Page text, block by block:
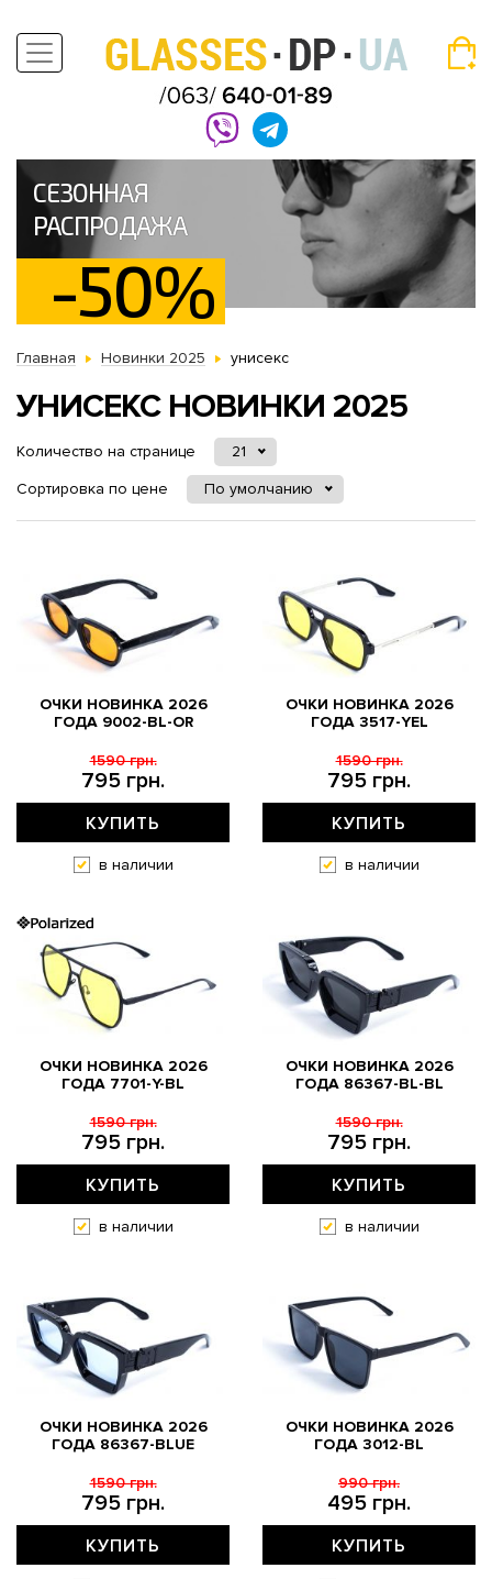
СЕЗОННАЯ
РАСПРОДАЖА
-50%
Главная Новинки 2025 унисекс
УНИСЕКС НОВИНКИ 2025
Количество на странице
21
Сортировка по цене
По умолчанию
ОЧКИ НОВИНКА 2026
ГОДА 9002-BL-OR
795 грн.
1590 грн.
КУПИТЬ
в наличии
ОЧКИ НОВИНКА 2026
ГОДА 3517-YEL
795 грн.
1590 грн.
КУПИТЬ
в наличии
ОЧКИ НОВИНКА 2026
ГОДА 7701-Y-BL
795 грн.
1590 грн.
КУПИТЬ
в наличии
ОЧКИ НОВИНКА 2026
ГОДА 86367-BL-BL
795 грн.
1590 грн.
КУПИТЬ
в наличии
ОЧКИ НОВИНКА 2026
ГОДА 86367-BLUE
795 грн.
1590 грн.
КУПИТЬ
ОЧКИ НОВИНКА 2026
ГОДА 3012-BL
495 грн.
990 грн.
КУПИТЬ